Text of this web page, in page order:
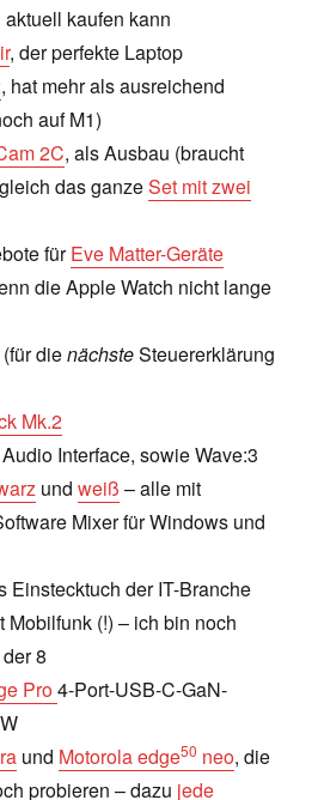
kaufen kann
, der perfekte Laptop
, hat mehr als ausreichend
auf M1)
2C, als Ausbau (braucht
das ganzeSet mit zwei
fürEve Matter-Geräte
die Apple Watch nicht lange
(für dienächsteSteuererklärung
Mk.2
Audio Interface, sowie Wave:3
undweiß – alle mit
Mixer für Windows und
Einstecktuch der IT-Branche
Mobilfunk (!) – ich bin noch
8
Pro4-Port-USB-C-GaN-
und Motorola edge50 neo, die
probieren – dazu jede